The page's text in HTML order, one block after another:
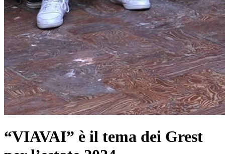
“VIAVAI” è il tema dei Grest